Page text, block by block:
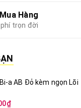
Hàng
trọn đời
a AB Đỏ kèm ngọn Lõi